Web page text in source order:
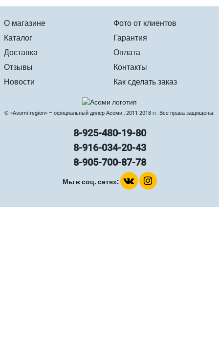
О магазине
Каталог
Доставка
Отзывы
Новости
Фото от клиентов
Гарантия
Оплата
Контакты
Как сделать заказ
© «Asomi-region» – официальный дилер Асоми , 2011-2018 гг. Все права защищены.
8-925-480-19-80
8-916-034-20-43
8-905-700-87-78
Мы в соц. сетях: